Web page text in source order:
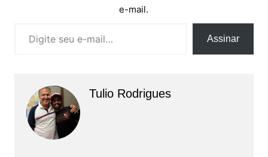
e-mail.
Assinar
Tulio Rodrigues